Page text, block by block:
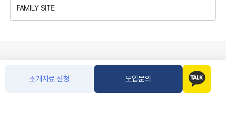
소개자료 신청 도입문의
FAMILY SITE
이용안내 / 이용약관 이메일무단수집거부 / 개인정보처리방침